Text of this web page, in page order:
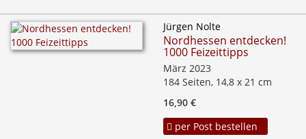
Jürgen Nolte
Nordhessen entdecken!
1000 Feizeittipps
März 2023
184 Seiten, 14,8 x 21 cm
16,90 €
per Post bestellen